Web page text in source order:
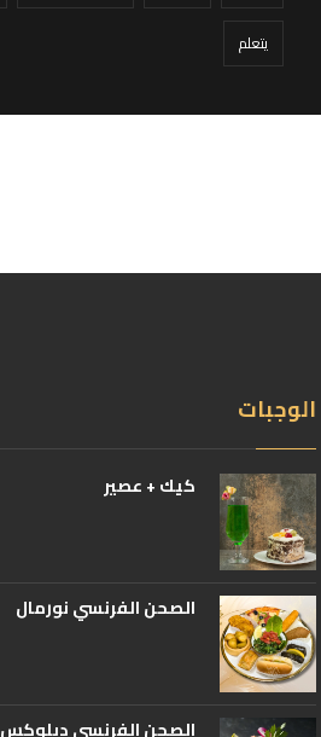
يتعلم
الوجبات
كيك + عصير
الصحن الفرنسي نورمال
الصحن الفرنسي ديلوكس